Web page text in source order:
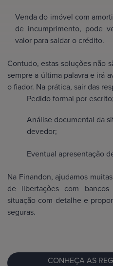
Venda do imóvel com
de incumprimento, pode
valor para saldar o crédito.
Contudo, estas soluções não
sempre a última palavra e irá
o fiador. Na prática, sair das
Pedido formal por escrito;
Análise documental da
devedor;
Eventual apresentação
Na Finandon, ajudamos
de libertações com bancos
situação com detalhe e
seguras.
CONHEÇA AS